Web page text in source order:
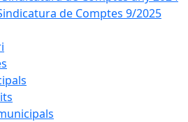
de Comptes 9/2025